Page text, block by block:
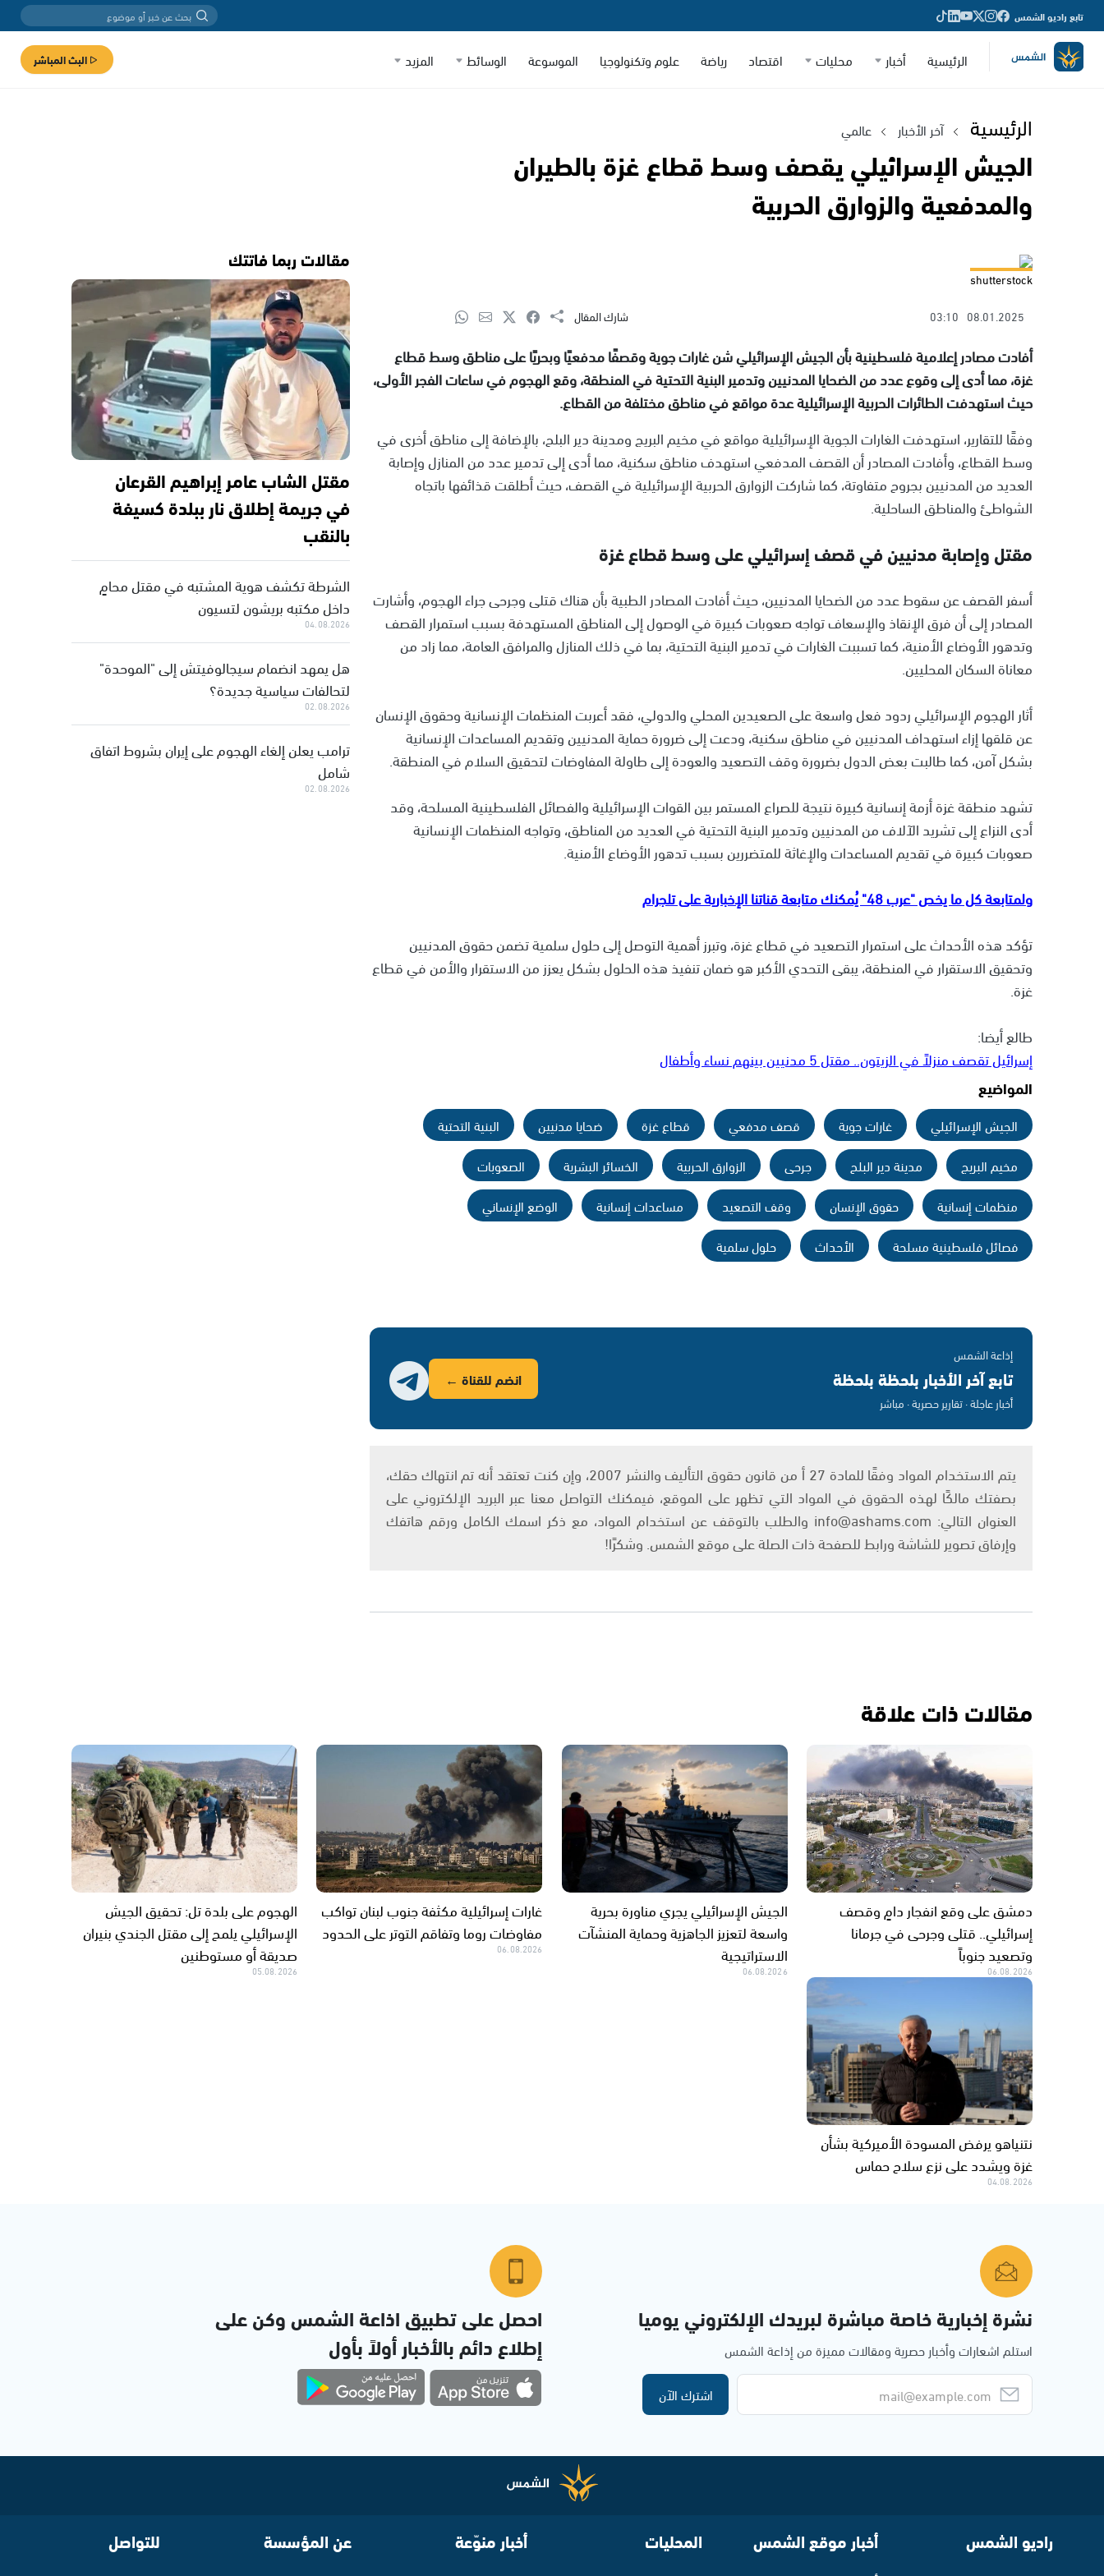
تابع راديو الشمس
الرئيسية أخبار محليات اقتصاد رياضة علوم وتكنولوجيا الموسوعة الوسائط المزيد البث المباشر
الرئيسية آخر الأخبار عالمي
الجيش الإسرائيلي يقصف وسط قطاع غزة بالطيران
والمدفعية والزوارق الحربية
shutterstock
08.01.2025
03:10 شارك المقال
أفادت مصادر إعلامية فلسطينية بأن الجيش الإسرائيلي شن غارات جوية وقصفًا مدفعيًا وبحريًا على مناطق وسط قطاع
غزة، مما أدى إلى وقوع عدد من الضحايا المدنيين وتدمير البنية التحتية في المنطقة، وقع الهجوم في ساعات الفجر الأولى،
حيث استهدفت الطائرات الحربية الإسرائيلية عدة مواقع في مناطق مختلفة من القطاع.
وفقًا للتقارير، استهدفت الغارات الجوية الإسرائيلية مواقع في مخيم البريج ومدينة دير البلح، بالإضافة إلى مناطق أخرى في
وسط القطاع، وأفادت المصادر أن القصف المدفعي استهدف مناطق سكنية، مما أدى إلى تدمير عدد من المنازل وإصابة
العديد من المدنيين بجروح متفاوتة، كما شاركت الزوارق الحربية الإسرائيلية في القصف، حيث أطلقت قذائفها باتجاه
الشواطئ والمناطق الساحلية.
مقتل وإصابة مدنيين في قصف إسرائيلي على وسط قطاع غزة
أسفر القصف عن سقوط عدد من الضحايا المدنيين، حيث أفادت المصادر الطبية بأن هناك قتلى وجرحى جراء الهجوم، وأشارت
المصادر إلى أن فرق الإنقاذ والإسعاف تواجه صعوبات كبيرة في الوصول إلى المناطق المستهدفة بسبب استمرار القصف
وتدهور الأوضاع الأمنية، كما تسببت الغارات في تدمير البنية التحتية، بما في ذلك المنازل والمرافق العامة، مما زاد من
معاناة السكان المحليين.
أثار الهجوم الإسرائيلي ردود فعل واسعة على الصعيدين المحلي والدولي، فقد أعربت المنظمات الإنسانية وحقوق الإنسان
عن قلقها إزاء استهداف المدنيين في مناطق سكنية، ودعت إلى ضرورة حماية المدنيين وتقديم المساعدات الإنسانية
بشكل آمن، كما طالبت بعض الدول بضرورة وقف التصعيد والعودة إلى طاولة المفاوضات لتحقيق السلام في المنطقة.
تشهد منطقة غزة أزمة إنسانية كبيرة نتيجة للصراع المستمر بين القوات الإسرائيلية والفصائل الفلسطينية المسلحة، وقد
أدى النزاع إلى تشريد الآلاف من المدنيين وتدمير البنية التحتية في العديد من المناطق، وتواجه المنظمات الإنسانية
صعوبات كبيرة في تقديم المساعدات والإغاثة للمتضررين بسبب تدهور الأوضاع الأمنية.
ولمتابعة كل ما يخص "عرب 48" يُمكنك متابعة قناتنا الإخبارية على تلجرام
تؤكد هذه الأحداث على استمرار التصعيد في قطاع غزة، وتبرز أهمية التوصل إلى حلول سلمية تضمن حقوق المدنيين
وتحقيق الاستقرار في المنطقة، يبقى التحدي الأكبر هو ضمان تنفيذ هذه الحلول بشكل يعزز من الاستقرار والأمن في قطاع
غزة.
طالع أيضا:
إسرائيل تقصف منزلاً في الزيتون.. مقتل 5 مدنيين بينهم نساء وأطفال
المواضيع
الجيش الإسرائيلي غارات جوية قصف مدفعي قطاع غزة ضحايا مدنيين
البنية التحتية
مخيم البريج
مدينة دير البلح جرحى الزوارق الحربية الخسائر البشرية
الصعوبات
منظمات إنسانية
حقوق الإنسان وقف التصعيد مساعدات إنسانية
الوضع الإنساني
فصائل فلسطينية مسلحة
الأحداث حلول سلمية
إذاعة الشمس
تابع آخر الأخبار بلحظة بلحظة
أخبار عاجلة · تقارير حصرية · مباشر
انضم للقناة ←
يتم الاستخدام المواد وفقًا للمادة 27 أ من قانون حقوق التأليف والنشر 2007، وإن كنت تعتقد أنه تم انتهاك حقك،
بصفتك مالكًا لهذه الحقوق في المواد التي تظهر على الموقع، فيمكنك التواصل معنا عبر البريد الإلكتروني على
العنوان التالي: info@ashams.com والطلب بالتوقف عن استخدام المواد، مع ذكر اسمك الكامل ورقم هاتفك
وإرفاق تصوير للشاشة ورابط للصفحة ذات الصلة على موقع الشمس. وشكرًا!
مقالات ربما فاتتك
مقتل الشاب عامر إبراهيم القرعان
في جريمة إطلاق نار ببلدة كسيفة
بالنقب
الشرطة تكشف هوية المشتبه في مقتل محامٍ
داخل مكتبه بريشون لتسيون
04.08.2026
هل يمهد انضمام سيجالوفيتش إلى "الموحدة"
لتحالفات سياسية جديدة؟
02.08.2026
ترامب يعلن إلغاء الهجوم على إيران بشروط اتفاق
شامل
02.08.2026
مقالات ذات علاقة
دمشق على وقع انفجار دامٍ وقصف
إسرائيلي.. قتلى وجرحى في جرمانا
وتصعيد جنوباً
06.08.2026
الجيش الإسرائيلي يجري مناورة بحرية
واسعة لتعزيز الجاهزية وحماية المنشآت
الاستراتيجية
06.08.2026
غارات إسرائيلية مكثفة جنوب لبنان تواكب
مفاوضات روما وتفاقم التوتر على الحدود
06.08.2026
الهجوم على بلدة تل: تحقيق الجيش
الإسرائيلي يلمح إلى مقتل الجندي بنيران
صديقة أو مستوطنين
05.08.2026
نتنياهو يرفض المسودة الأميركية بشأن
غزة ويشدد على نزع سلاح حماس
04.08.2026
نشرة إخبارية خاصة مباشرة لبريدك الإلكتروني يوميا
استلم اشعارات وأخبار حصرية ومقالات مميزة من إذاعة الشمس
اشترك الآن
احصل على تطبيق اذاعة الشمس وكن على
إطلاع دائم بالأخبار أولاً بأول
راديو الشمس أخبار موقع الشمس المحليات أخبار منوّعة عن المؤسسة للتواصل